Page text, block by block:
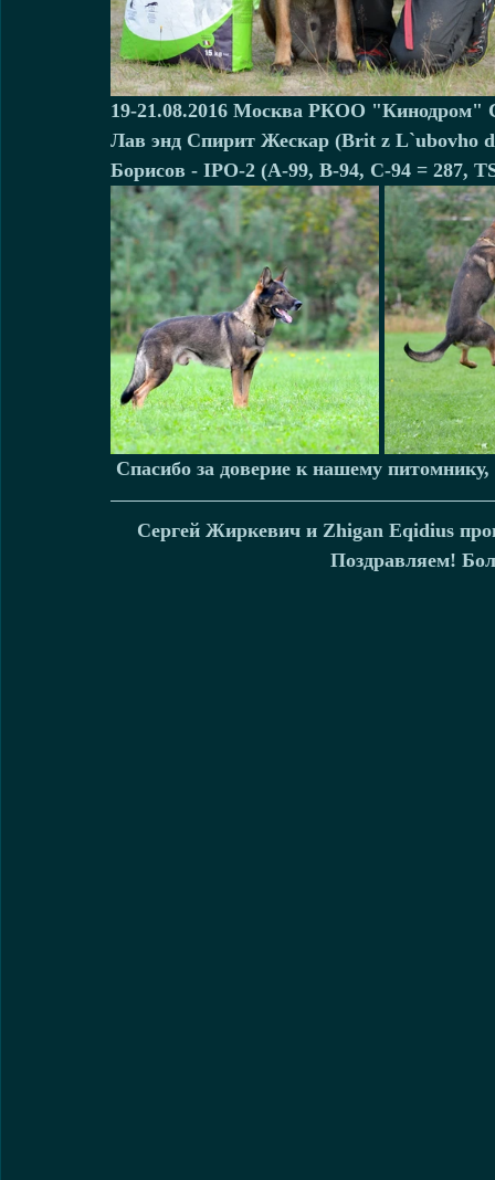
19-21.08.2016 Москва РКОО "Кинодром"
Лав энд Спирит Жескар (Brit z L`ubovho
Борисов - IPO-2 (А-99, В-94, С-94 = 287,
Спасибо за доверие к нашему
Сергей Жиркевич и Zhigan Eqidius
Поздравляем!